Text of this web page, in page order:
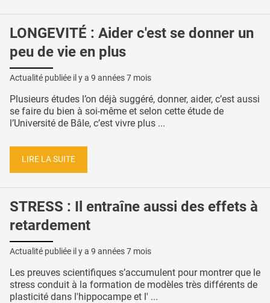
LONGEVITÉ : Aider c'est se donner un
peu de vie en plus
Actualité publiée il y a 9 années 7 mois
Plusieurs études l’on déjà suggéré, donner, aider, c’est aussi
se faire du bien à soi-même et selon cette étude de
l’Université de Bâle, c’est vivre plus ...
LIRE LA SUITE
STRESS : Il entraîne aussi des effets à
retardement
Actualité publiée il y a 9 années 7 mois
Les preuves scientifiques s’accumulent pour montrer que le
stress conduit à la formation de modèles très différents de
plasticité dans l'hippocampe et l' ...